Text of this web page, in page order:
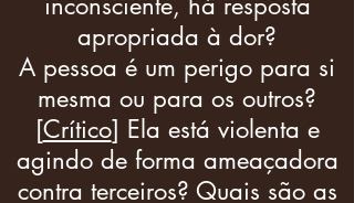
apropriada à dor?
A pessoa é um perigo para si
mesma ou para os outros?
[Crítico] Ela está violenta e
agindo de forma ameaçadora
contra terceiros? Quais são as